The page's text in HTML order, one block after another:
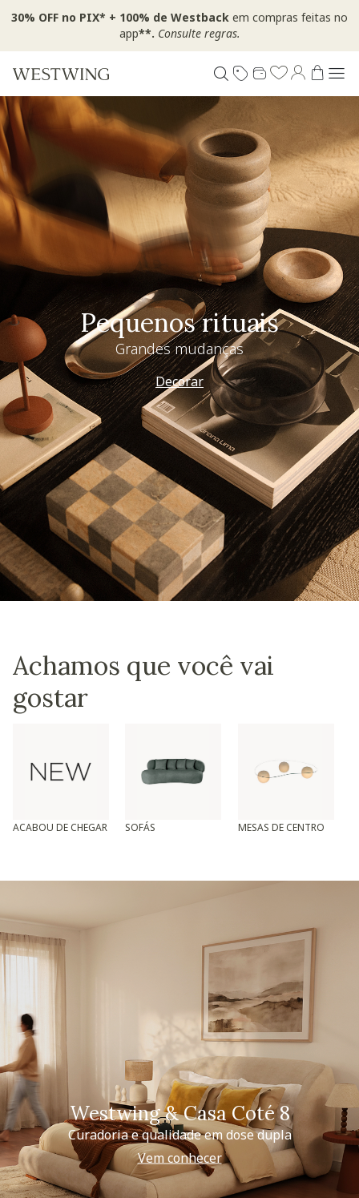
30% OFF no PIX* + 100% de Westback em compras feitas no
app**. Consulte regras.
Pequenos rituais
Grandes mudanças
Decorar
Achamos que você vai
gostar
ACABOU DE CHEGAR SOFÁS MESAS DE CENTRO
Westwing & Casa Coté 8
Curadoria e qualidade em dose dupla
Vem conhecer